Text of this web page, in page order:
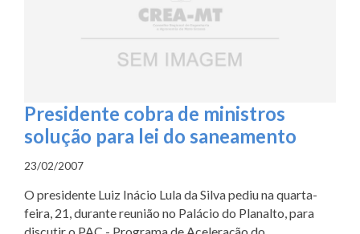
Presidente cobra de ministros
solução para lei do saneamento
23/02/2007
O presidente Luiz Inácio Lula da Silva pediu na quarta-
feira, 21, durante reunião no Palácio do Planalto, para